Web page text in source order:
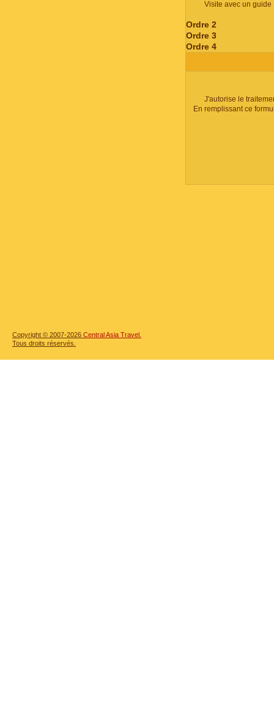
Visite avec un guide
Ordre 2
Ordre 3
Ordre 4
J'autorise le
En remplissant ce
Copyright © 2007-2026 Central Asia Travel.
Tous droits réservés.